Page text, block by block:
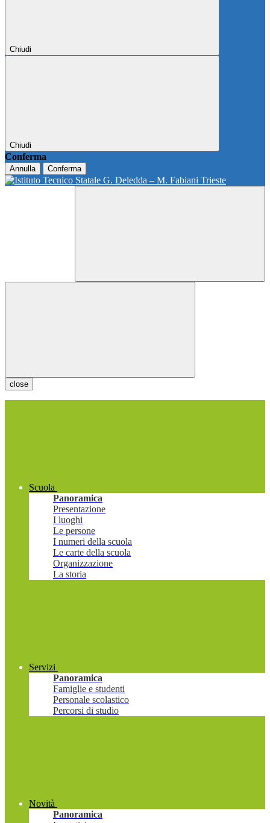
Chiudi
Chiudi
Conferma
Annulla Conferma
close
Scuola
Panoramica
Presentazione
I luoghi
Le persone
I numeri della scuola
Le carte della scuola
Organizzazione
La storia
Servizi
Panoramica
Famiglie e studenti
Personale scolastico
Percorsi di studio
Novità
Panoramica